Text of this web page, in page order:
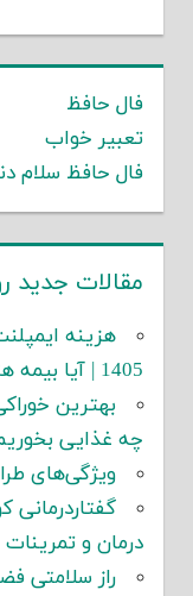
فال حافظ
تعبیر خواب
فال حافظ سلام
مقالات جدید
هزینه
1405 | آیا بیمه هزینه ایمپلنت را می‌دهد؟
بهترین
چه غذایی
ویژگی‌های
درمان و
راز سلامتی